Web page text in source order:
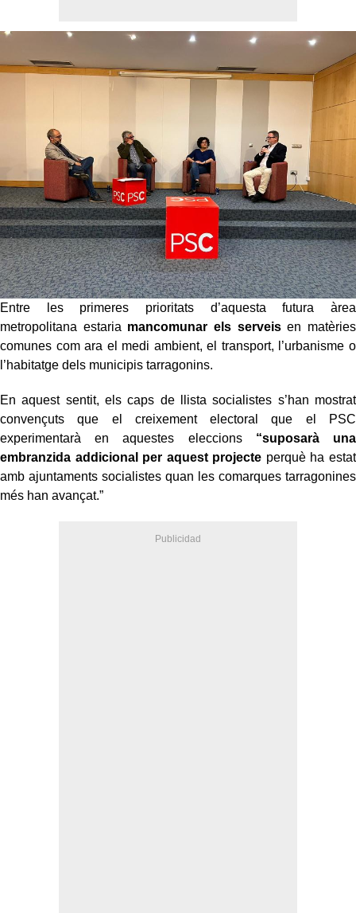
Entre les primeres prioritats d’aquesta futura àrea
metropolitana estaria mancomunar els serveisen matèries
comunes com ara el medi ambient, el transport, l’urbanisme o
l’habitatge dels municipis tarragonins.
En aquest sentit, els caps de llista socialistes s’han mostrat
convençuts que el creixement electoral que el PSC
experimentarà en aquestes eleccions “suposarà una
embranzida addicional per aquest projecte perquè ha estat
amb ajuntaments socialistes quan les comarques tarragonines
més han avançat.”